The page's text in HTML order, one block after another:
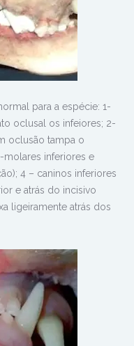
para a espécie: 1-
oclusal os infeiores; 2-
oclusão tampa o
inferiores e
4 – caninos inferiores
e atrás do incisivo
ligeiramente atrás dos